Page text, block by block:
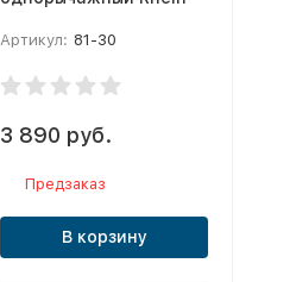
Артикул: 81-30
3 890 руб.
Предзаказ
В корзину